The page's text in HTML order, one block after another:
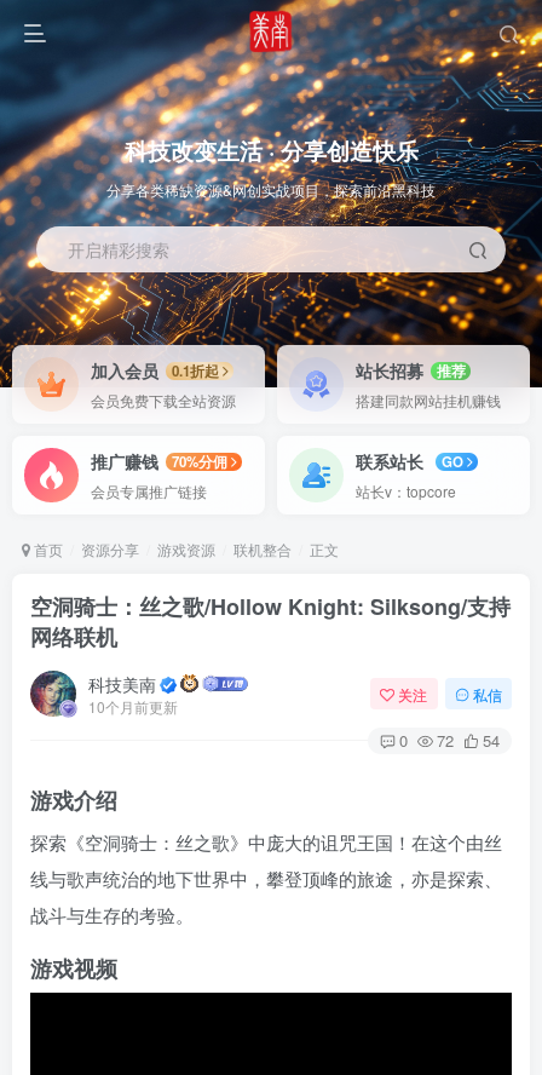
OS教程 SOFT教程
软件 Linux软件 Android软件
科技改变生活 · 分享创造快乐
分享各类稀缺资源&网创实战项目，探索前沿黑科技
开启精彩搜索
加入会员
0.1折起
会员免费下载全站资源
站长招募
推荐
搭建同款网站挂机赚钱
推广赚钱
70%分佣
会员专属推广链接
联系站长
GO
站长v：topcore
首页 资源分享 游戏资源 联机整合 正文
空洞骑士：丝之歌/Hollow Knight: Silksong/支持
网络联机
科技美南
10个月前更新
关注 私信
0 72 54
游戏介绍
探索《空洞骑士：丝之歌》中庞大的诅咒王国！在这个由丝
线与歌声统治的地下世界中，攀登顶峰的旅途，亦是探索、
战斗与生存的考验。
游戏视频